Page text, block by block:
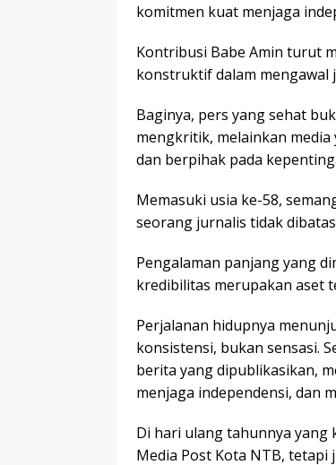
komitmen kuat menjaga
Kontribusi Babe Amin turut
konstruktif dalam mengawal
Baginya, pers yang sehat
mengkritik, melainkan
dan berpihak pada
Memasuki usia ke-58,
seorang jurnalis tidak
Pengalaman panjang yang
kredibilitas merupakan aset
Perjalanan hidupnya
konsistensi, bukan sensasi.
berita yang dipublikasikan,
menjaga independensi, dan
Di hari ulang tahunnya yang
Media Post Kota NTB,